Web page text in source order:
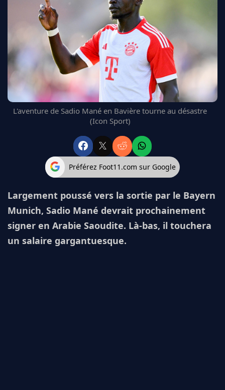
LIGUE 1
REAL MADRID
FC BARCELONE
MANCHESTER UNITED
CHELSEA
ARSENAL
BAYERN
L'AVIS DE LA RÉDAC'
L'aventure de Sadio Mané en Bavière tourne au désastre
(Icon Sport)
Préférez Foot11.com sur Google
Largement poussé vers la sortie par le Bayern
Munich, Sadio Mané devrait prochainement
signer en Arabie Saoudite. Là-bas, il touchera
un salaire gargantuesque.